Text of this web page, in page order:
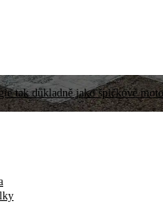
tak důkladně jako špičkové